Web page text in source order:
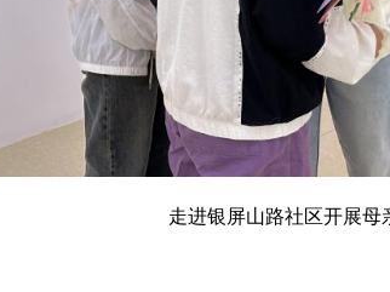
走进银屏山路社区开展母